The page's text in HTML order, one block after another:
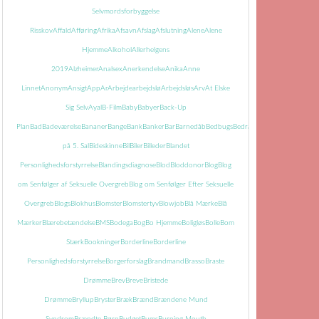
Selvmordsforbyggelse
RisskovAffald AfføringAfrikaAfsavnAfslagAfslutningAleneAlene
HjemmeAlkohol Allerhelgens
2019AlzheimerAnalsexAnerkendelseAnikaAnne
LinnetAnonymAnsigtAppArArbejdearbejdsløArbejdsløsArvAt Elske
Sig SelvAyal B-FilmBabyBabyerBack-Up
Plan Bad BadeværelseBananerBangeBankBankerBarBarnedåb BedbugsBedrageri
på 5. Sal BideskinneBil BilerBillederBlandet
PersonlighedsforstyrrelseBlandingsdiagnoseBlod BloddonorBlogBlog
om Senfølger af Seksuelle Overgreb Blog om Senfølger Efter Seksuelle
Overgreb BlogsBlokhusBlomsterBlomstertyvBlowjob Blå MærkeBlå
MærkerBlærebetændelseBMSBodega BogBo HjemmeBoligløsBolleBom
StærkBookningerBorderlineBorderline
PersonlighedsforstyrrelseBorgerforslagBrandmand Brasso Braste
DrømmeBrevBreveBristede
DrømmeBryllup BrysterBrækBrænd Brændene Mund